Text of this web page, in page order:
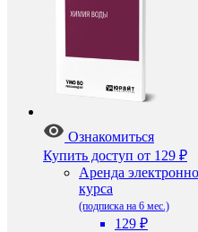
Ознакомиться
Купить доступ от 129 ₽
Аренда
курса
(подписка на 6 мес.)
129 ₽